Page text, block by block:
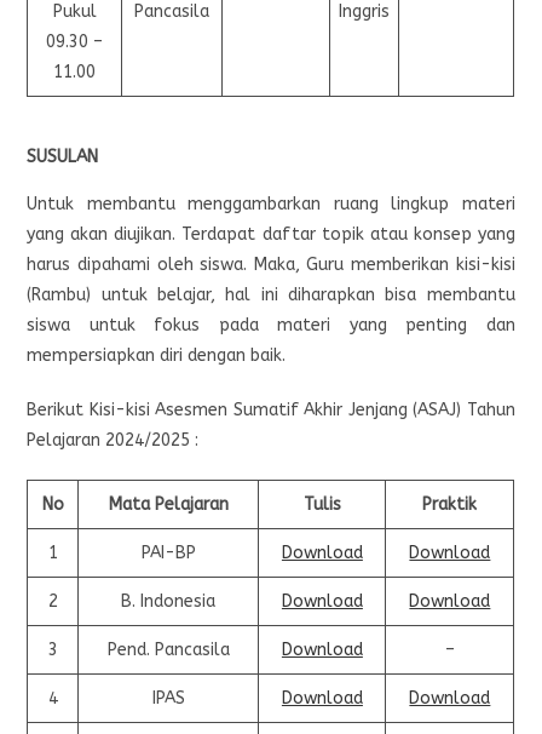
Pukul
09.30 –
11.00
Pancasila
Inggris
SUSULAN
Untuk membantu menggambarkan ruang lingkup materi
yang akan diujikan. Terdapat daftar topik atau konsep yang
harus dipahami oleh siswa. Maka, Guru memberikan kisi-kisi
(Rambu) untuk belajar, hal ini diharapkan bisa membantu
siswa untuk fokus pada materi yang penting dan
mempersiapkan diri dengan baik.
Berikut Kisi-kisi Asesmen Sumatif Akhir Jenjang (ASAJ) Tahun
Pelajaran 2024/2025 :
No Mata Pelajaran Tulis Praktik
1 PAI-BP Download Download
2 B. Indonesia Download Download
3 Pend. Pancasila Download –
4 IPAS Download Download